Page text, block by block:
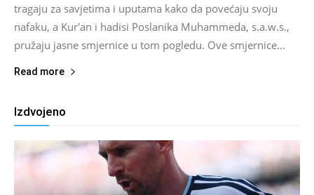
tragaju za savjetima i uputama kako da povećaju svoju
nafaku, a Kur'an i hadisi Poslanika Muhammeda, s.a.w.s.,
pružaju jasne smjernice u tom pogledu. Ove smjernice...
Read more
Izdvojeno